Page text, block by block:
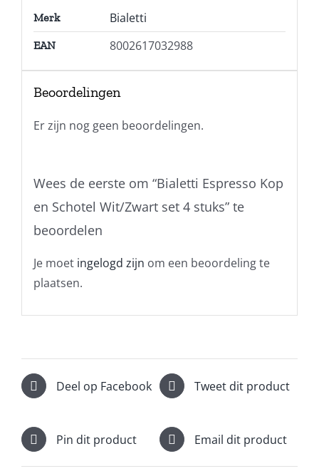
Merk Bialetti
EAN 8002617032988
Beoordelingen
Er zijn nog geen beoordelingen.
Wees de eerste om “Bialetti Espresso Kop
en Schotel Wit/Zwart set 4 stuks” te
beoordelen
Je moet ingelogd zijn om een beoordeling te
plaatsen.
Deel op Facebook Tweet dit product
Pin dit product Email dit product